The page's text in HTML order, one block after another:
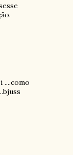
....como